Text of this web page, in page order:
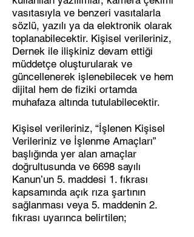
vasıtasıyla ve benzeri vasıtalarla
sözlü, yazılı ya da elektronik olarak
toplanabilecektir. Kişisel verileriniz,
Dernek ile ilişkiniz devam ettiği
müddetçe oluşturularak ve
güncellenerek işlenebilecek ve hem
dijital hem de fiziki ortamda
muhafaza altında tutulabilecektir.
Kişisel verileriniz, “İşlenen Kişisel
Verileriniz ve İşlenme Amaçları”
başlığında yer alan amaçlar
doğrultusunda ve 6698 sayılı
Kanun’un 5. maddesi 1. fıkrası
kapsamında açık rıza şartının
sağlanması veya 5. maddenin 2.
fıkrası uyarınca belirtilen;